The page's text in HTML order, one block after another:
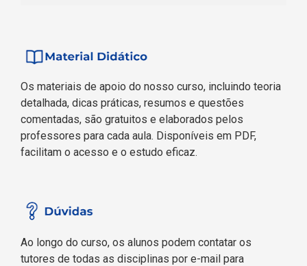
Os materiais de apoio do nosso curso, incluindo teoria
detalhada, dicas práticas, resumos e questões
comentadas, são gratuitos e elaborados pelos
professores para cada aula. Disponíveis em PDF,
facilitam o acesso e o estudo eficaz.
Ao longo do curso, os alunos podem contatar os
tutores de todas as disciplinas por e-mail para